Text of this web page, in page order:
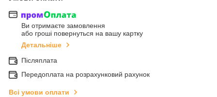
Ви отримаєте замовлення
або гроші повернуться на вашу картку
Детальніше
Післяплата
Передоплата на розрахунковий рахунок
Всі умови оплати